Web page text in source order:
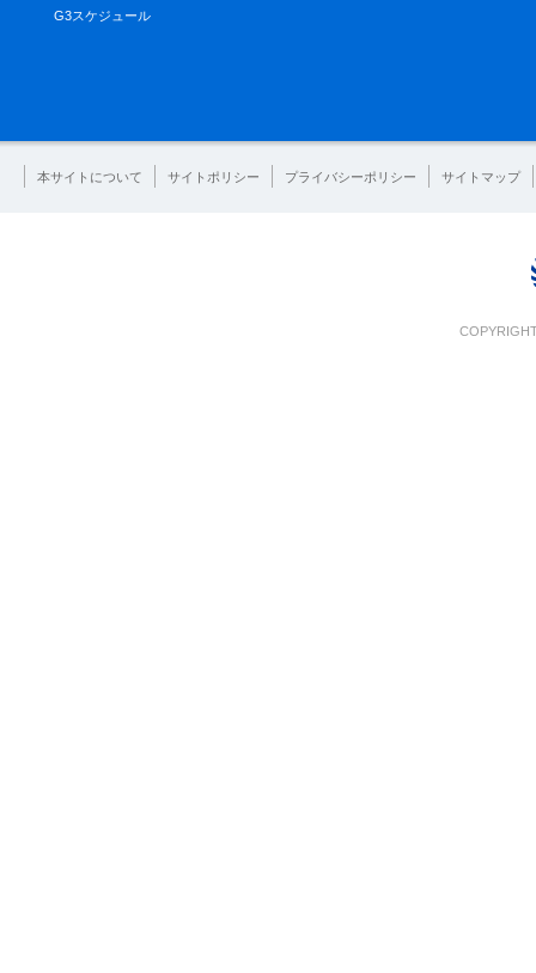
G3スケジュール
本サイトについて サイトポリシー プライバシーポリシー サイトマップ